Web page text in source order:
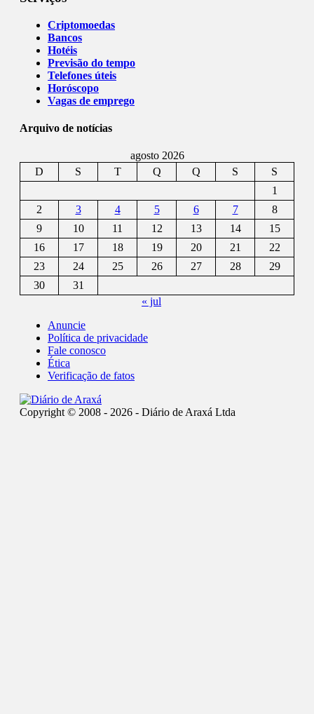
Criptomoedas
Bancos
Hotéis
Previsão do tempo
Telefones úteis
Horóscopo
Vagas de emprego
Arquivo de notícias
agosto 2026
D
S T Q Q S
S
1
2
3 4 5 6 7
8
9
10 11 12 13 14
15
16
17 18 19 20 21
22
23
24 25 26 27 28
29
30
31
« jul
Anuncie
Política de privacidade
Fale conosco
Ética
Verificação de fatos
Copyright © 2008 - 2026 - Diário de Araxá Ltda